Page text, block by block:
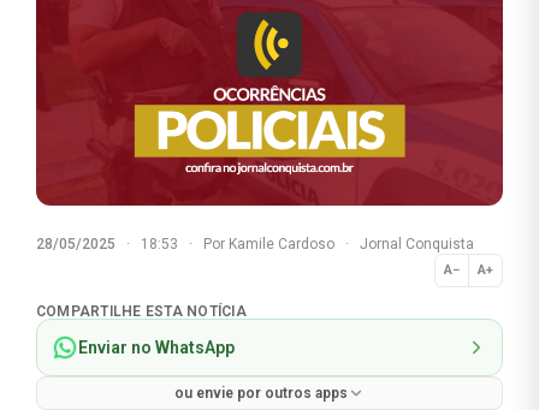
28/05/2025 · 18:53 · Por Kamile Cardoso · Jornal Conquista
A− A+
Normal
COMPARTILHE ESTA NOTÍCIA
Enviar no WhatsApp
ou envie por outros apps